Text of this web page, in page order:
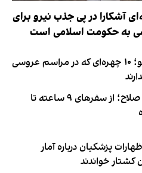
آشکارا در پی جذب نیرو برای
به حکومت اسلامی است
لیست ممنوعه کریستیانو؛ ۱۰ چهره‌ای که در مراسم عروسی
روایت فداکاری‌های محمد صلاح؛ از سفرهای ۹ ساعته تا
پزشکیان درباره آمار
کشتار خواندند